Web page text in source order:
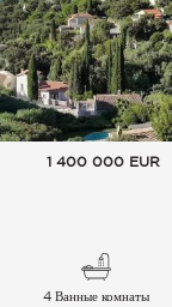
1 400 000 EUR
4 Ванные комнаты